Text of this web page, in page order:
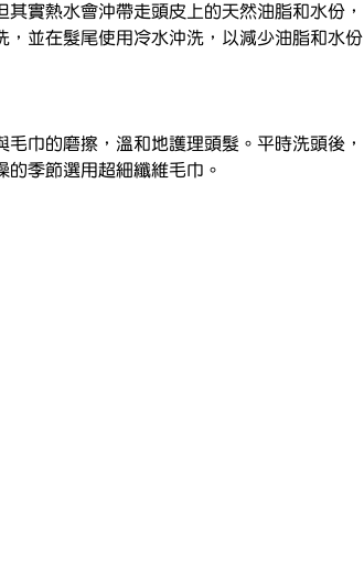
實熱水會沖帶走頭皮上的天然油脂和水份，
並在髮尾使用冷水沖洗，以減少油脂和水份
巾的磨擦，溫和地護理頭髮。平時洗頭後，
季節選用超細纖維毛巾。